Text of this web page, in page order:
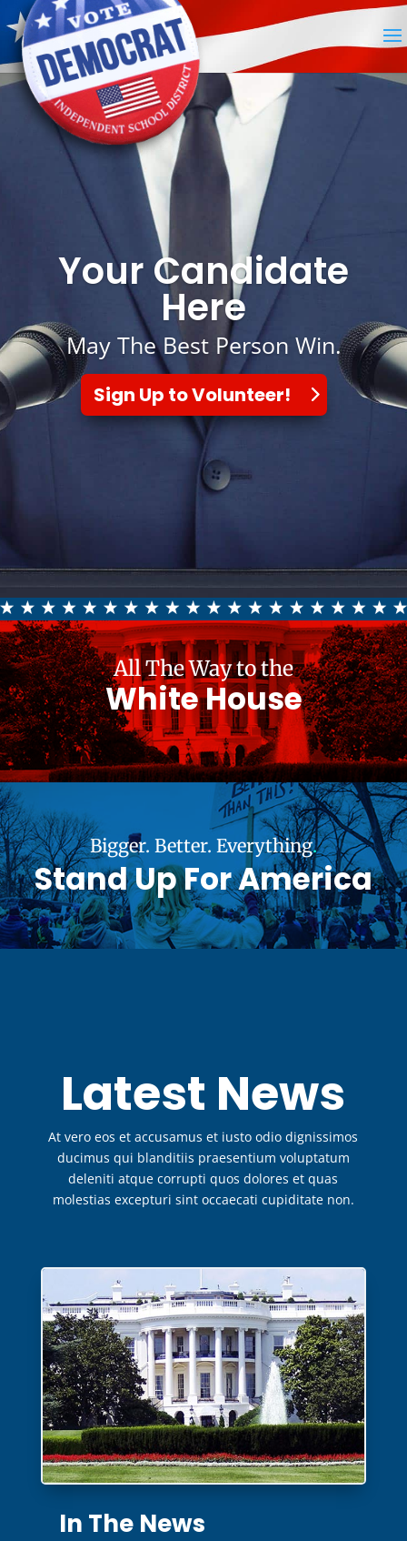
Your Candidate
Here
May The Best Person Win.
Sign Up to Volunteer!
All The Way to the
White House
Bigger. Better. Everything.
Stand Up For America
Latest News
At vero eos et accusamus et iusto odio dignissimos
ducimus qui blanditiis praesentium voluptatum
deleniti atque corrupti quos dolores et quas
molestias excepturi sint occaecati cupiditate non.
In The News